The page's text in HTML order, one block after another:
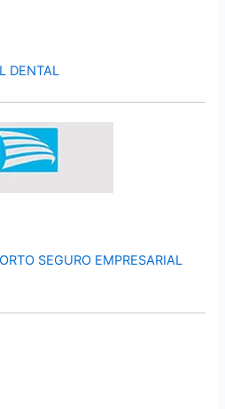
DENTAL
SEGURO EMPRESARIAL